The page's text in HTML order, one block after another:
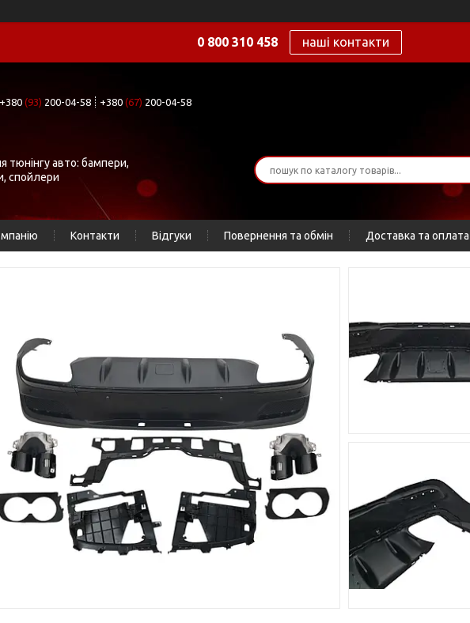
0 800 310 458 наші контакти
+380 (93) 200-04-58 +380 (67) 200-04-58
тюнінгу авто: бампери,
спойлери
Контакти Відгуки Повернення та обмін Доставка та оплата